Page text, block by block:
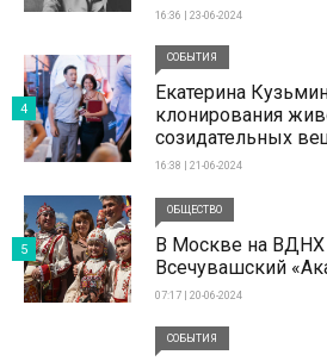
16:36 | 23-06-2024
СОБЫТИЯ
Екатерина
клонирования
созидательных
16:38 | 21-06-2024
4
ОБЩЕСТВО
В Москве на
Всечувашский
07:17 | 20-06-2024
5
СОБЫТИЯ